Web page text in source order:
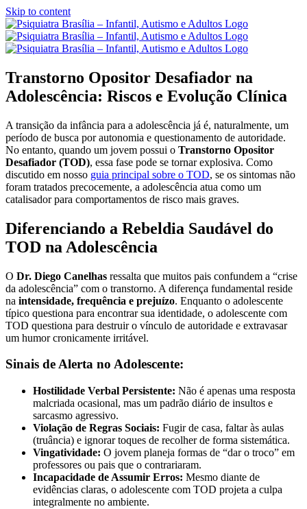
Skip to content
Transtorno Opositor Desafiador na
Adolescência: Riscos e Evolução Clínica
A transição da infância para a adolescência já é, naturalmente, um
período de busca por autonomia e questionamento de autoridade.
No entanto, quando um jovem possui o Transtorno Opositor
Desafiador (TOD), essa fase pode se tornar explosiva. Como
discutido em nosso guia principal sobre o TOD, se os sintomas não
foram tratados precocemente, a adolescência atua como um
catalisador para comportamentos de risco mais graves.
Diferenciando a Rebeldia Saudável do
TOD na Adolescência
O Dr. Diego Canelhas ressalta que muitos pais confundem a “crise
da adolescência” com o transtorno. A diferença fundamental reside
na intensidade, frequência e prejuízo. Enquanto o adolescente
típico questiona para encontrar sua identidade, o adolescente com
TOD questiona para destruir o vínculo de autoridade e extravasar
um humor cronicamente irritável.
Sinais de Alerta no Adolescente:
Hostilidade Verbal Persistente: Não é apenas uma resposta
malcriada ocasional, mas um padrão diário de insultos e
sarcasmo agressivo.
Violação de Regras Sociais: Fugir de casa, faltar às aulas
(truância) e ignorar toques de recolher de forma sistemática.
Vingatividade: O jovem planeja formas de “dar o troco” em
professores ou pais que o contrariaram.
Incapacidade de Assumir Erros: Mesmo diante de
evidências claras, o adolescente com TOD projeta a culpa
integralmente no ambiente.